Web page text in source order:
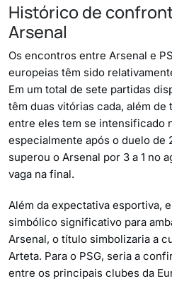
Histórico de
Arsenal
Os encontros entre Arsenal e
europeias têm sido
Em um total de sete partidas
têm duas vitórias cada, além de
entre eles tem se intensificado
especialmente após o duelo de
superou o Arsenal por 3 a 1 no
vaga na final.
Além da expectativa esportiva,
simbólico significativo para
Arsenal, o título simbolizaria a
Arteta. Para o PSG, seria a
entre os principais clubes da